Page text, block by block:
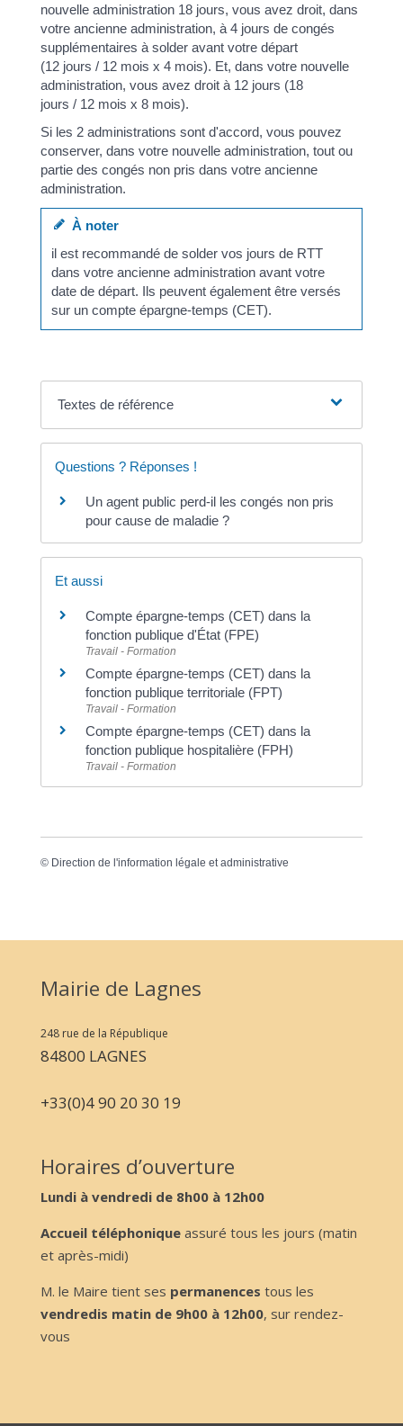
nouvelle administration 18 jours, vous avez droit, dans
votre ancienne administration, à 4 jours de congés
supplémentaires à solder avant votre départ
(12 jours / 12 mois x 4 mois). Et, dans votre nouvelle
administration, vous avez droit à 12 jours (18
jours / 12 mois x 8 mois).
Si les 2 administrations sont d'accord, vous pouvez
conserver, dans votre nouvelle administration, tout ou
partie des congés non pris dans votre ancienne
administration.
À noter
il est recommandé de solder vos jours de RTT
dans votre ancienne administration avant votre
date de départ. Ils peuvent également être versés
sur un compte épargne-temps (CET).
Textes de référence
Questions ? Réponses !
Un agent public perd-il les congés non pris
pour cause de maladie ?
Et aussi
Compte épargne-temps (CET) dans la
fonction publique d'État (FPE)
Travail - Formation
Compte épargne-temps (CET) dans la
fonction publique territoriale (FPT)
Travail - Formation
Compte épargne-temps (CET) dans la
fonction publique hospitalière (FPH)
Travail - Formation
© Direction de l'information légale et administrative
Mairie de Lagnes
248 rue de la République
84800 LAGNES
+33(0)4 90 20 30 19
Horaires d’ouverture
Lundi à vendredi de 8h00 à 12h00
Accueil téléphoniqueassuré tous les jours (matin
et après-midi)
M. le Maire tient ses permanences tous les
vendredis matin de 9h00 à 12h00, sur rendez-
vous